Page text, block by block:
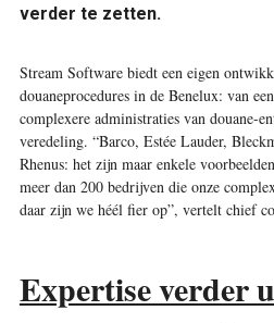
verder te zetten.
Stream Software biedt een eigen
douaneprocedures in de Benelux: van
complexere administraties van douane-
veredeling. “Barco, Estée Lauder,
Rhenus: het zijn maar enkele
meer dan 200 bedrijven die onze
daar zijn we héél fier op”, vertelt chief
Expertise verder